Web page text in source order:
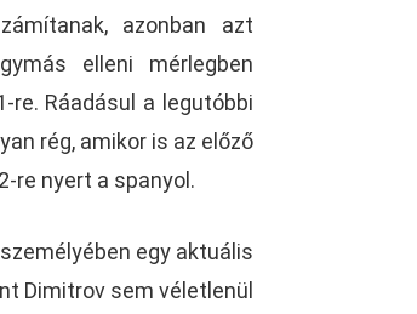
azonban azt
elleni mérlegben
Ráadásul a legutóbbi
rég, amikor is az előző
re nyert a spanyol.
egy aktuális
Dimitrov sem véletlenül